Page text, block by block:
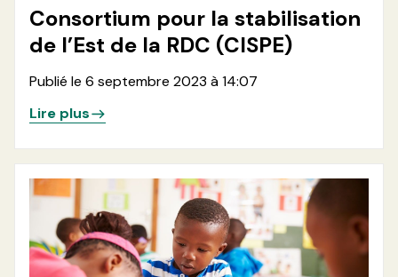
Consortium pour la stabilisation
de l’Est de la RDC (CISPE)
Publié le 6 septembre 2023 à 14:07
Lire plus